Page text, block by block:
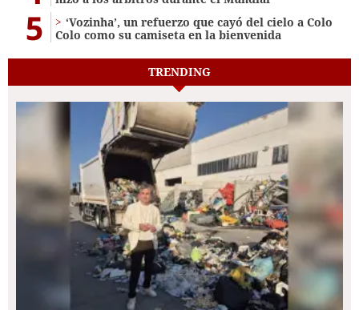
5
‘Vozinha’, un refuerzo que cayó del cielo a Colo
Colo como su camiseta en la bienvenida
TRENDING